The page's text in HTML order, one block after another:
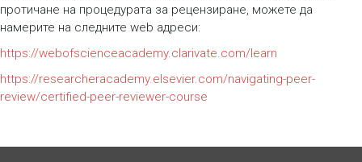
протичане на процедурата за рецензиране, можете да
намерите на следните web адреси:
https://webofscienceacademy.clarivate.com/learn
https://researcheracademy.elsevier.com/navigating-peer-
review/certified-peer-reviewer-course